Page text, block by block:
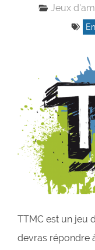
Jeux
TTMC est un jeu
devras répondre